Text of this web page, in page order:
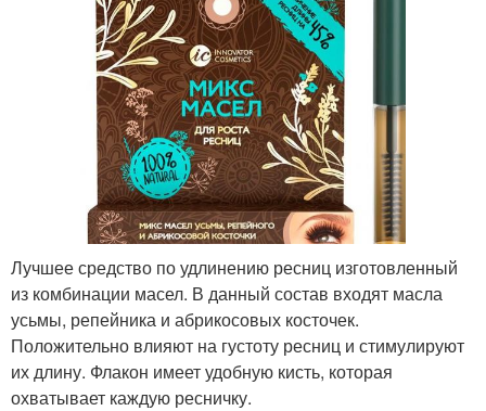
Лучшее средство по удлинению ресниц изготовленный
из комбинации масел. В данный состав входят масла
усьмы, репейника и абрикосовых косточек.
Положительно влияют на густоту ресниц и стимулируют
их длину. Флакон имеет удобную кисть, которая
охватывает каждую ресничку.